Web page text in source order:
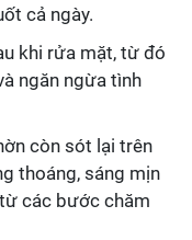
cả ngày.
khi rửa mặt, từ đó
ngăn ngừa tình
còn sót lại trên
thoáng, sáng mịn
các bước chăm